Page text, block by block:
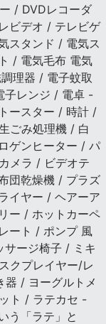
/ DVDレコーダ
ビデオ / テレビゲ
スタンド / 電気ス
/ 電気毛布 電気
理器 / 電子蚊取
子レンジ / 電卓 -
ースター / 時計 /
ごみ処理機 / 白
ゲンヒーター / パ
メラ / ビデオテ
団乾燥機 / プラズ
イヤー / ヘアーア
ー / ホットカーペ
ート / ポンプ 風
サージ椅子 / ミキ
クプレイヤー/レ
/ ヨーグルトメ
ト / ラテカセ -
う「ラテ」と